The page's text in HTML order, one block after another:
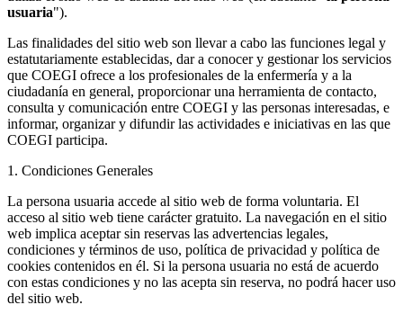
usuaria").
Las finalidades del sitio web son llevar a cabo las funciones legal y
estatutariamente establecidas, dar a conocer y gestionar los servicios
que COEGI ofrece a los profesionales de la enfermería y a la
ciudadanía en general, proporcionar una herramienta de contacto,
consulta y comunicación entre COEGI y las personas interesadas, e
informar, organizar y difundir las actividades e iniciativas en las que
COEGI participa.
1. Condiciones Generales
La persona usuaria accede al sitio web de forma voluntaria. El
acceso al sitio web tiene carácter gratuito. La navegación en el sitio
web implica aceptar sin reservas las advertencias legales,
condiciones y términos de uso, política de privacidad y política de
cookies contenidos en él. Si la persona usuaria no está de acuerdo
con estas condiciones y no las acepta sin reserva, no podrá hacer uso
del sitio web.